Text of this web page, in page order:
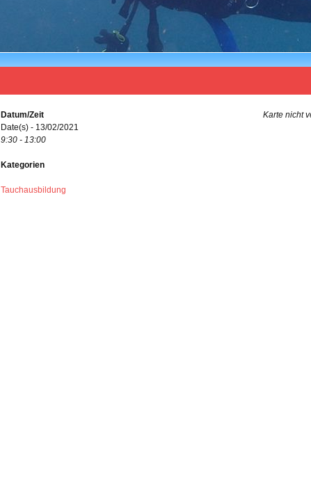
Karte nicht
Datum/Zeit
Date(s) - 13/02/2021
9:30 - 13:00
Kategorien
Tauchausbildung